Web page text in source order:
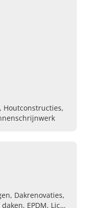
Houtconstructies,
Dakrenovaties,
EPDM, Licht